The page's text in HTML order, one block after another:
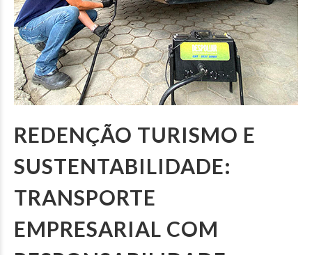
REDENÇÃO TURISMO E
SUSTENTABILIDADE:
TRANSPORTE
EMPRESARIAL COM